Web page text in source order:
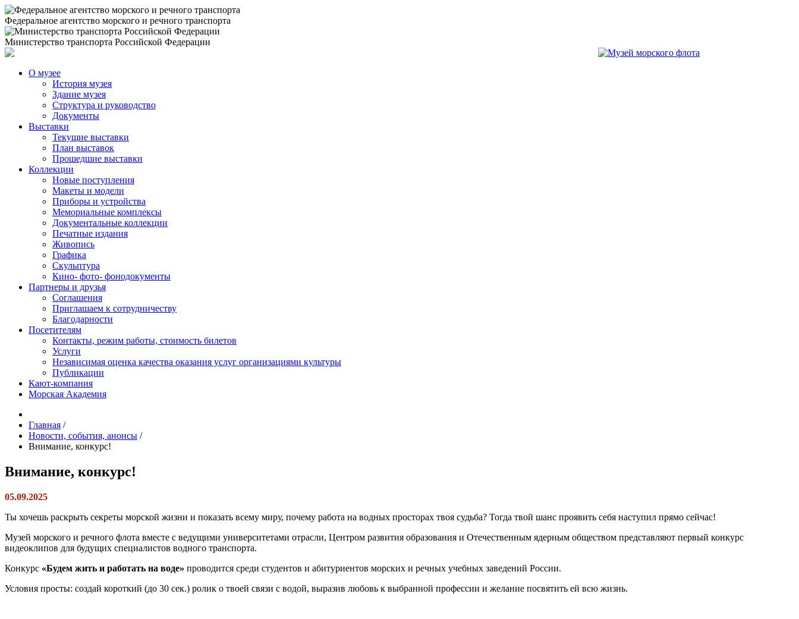
Федеральное агентство морского и речного транспорта
Министерство транспорта Российской Федерации
О музее
История музея
Здание музея
Структура и руководство
Документы
Выставки
Текущие выставки
План выставок
Прошедшие выставки
Коллекции
Новые поступления
Макеты и модели
Приборы и устройства
Мемориальные комплексы
Документальные коллекции
Печатные издания
Живопись
Графика
Скульптура
Кино- фото- фонодокументы
Партнеры и друзья
Соглашения
Приглашаем к сотрудничеству
Благодарности
Посетителям
Контакты, режим работы, стоимость билетов
Услуги
Независимая оценка качества оказания услуг организациями культуры
Публикации
Кают-компания
Морская Академия
Главная /
Новости, события, анонсы /
Внимание, конкурс!
Внимание, конкурс!
05.09.2025
Ты хочешь раскрыть секреты морской жизни и показать всему миру, почему работа на водных просторах твоя судьба? Тогда твой шанс проявить себя наступил прямо сейчас!
Музей морского и речного флота вместе с ведущими университетами отрасли, Центром развития образования и Отечественным ядерным обществом представляют первый конкурс
видеоклипов для будущих специалистов водного транспорта.
Конкурс «Будем жить и работать на воде» проводится среди студентов и абитуриентов морских и речных учебных заведений России.
Условия просты: создай короткий (до 30 сек.) ролик о твоей связи с водой, выразив любовь к выбранной профессии и желание посвятить ей всю жизнь.